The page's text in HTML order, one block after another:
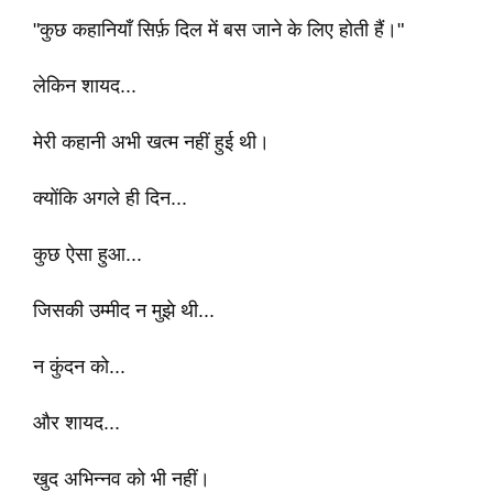
"कुछ कहानियाँ सिर्फ़ दिल में बस जाने के लिए होती हैं।"
लेकिन शायद...
मेरी कहानी अभी खत्म नहीं हुई थी।
क्योंकि अगले ही दिन...
कुछ ऐसा हुआ...
जिसकी उम्मीद न मुझे थी...
न कुंदन को...
और शायद...
खुद अभिन्नव को भी नहीं।